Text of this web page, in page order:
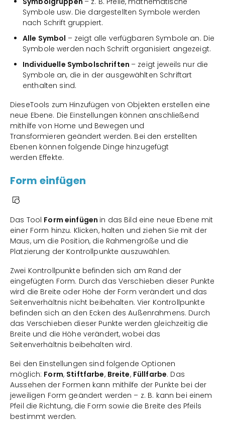
Symbole usw. Die dargestellten Symbole werden
nach Schrift gruppiert.
Alle Symbol – zeigt alle verfügbaren Symbole an. Die
Symbole werden nach Schrift organisiert angezeigt.
Individuelle Symbolschriften – zeigt jeweils nur die
Symbole an, die in der ausgewählten Schriftart
enthalten sind.
DieseTools zum Hinzufügen von Objekten erstellen eine
neue Ebene. Die Einstellungen können anschließend
mithilfe von Home und Bewegen und
Transformieren geändert werden. Bei den erstellten
Ebenen können folgende Dinge hinzugefügt
werden Effekte.
Form einfügen
Das Tool Form einfügen in das Bild eine neue Ebene mit
einer Form hinzu. Klicken, halten und ziehen Sie mit der
Maus, um die Position, die Rahmengröße und die
Platzierung der Kontrollpunkte auszuwählen.
Zwei Kontrollpunkte befinden sich am Rand der
eingefügten Form. Durch das Verschieben dieser Punkte
wird die Breite oder Höhe der Form verändert und das
Seitenverhältnis nicht beibehalten. Vier Kontrollpunkte
befinden sich an den Ecken des Außenrahmens. Durch
das Verschieben dieser Punkte werden gleichzeitig die
Breite und die Höhe verändert, wobei das
Seitenverhältnis beibehalten wird.
Bei den Einstellungen sind folgende Optionen
möglich: Form, Stiftfarbe, Breite, Füllfarbe. Das
Aussehen der Formen kann mithilfe der Punkte bei der
jeweiligen Form geändert werden – z. B. kann bei einem
Pfeil die Richtung, die Form sowie die Breite des Pfeils
bestimmt werden.